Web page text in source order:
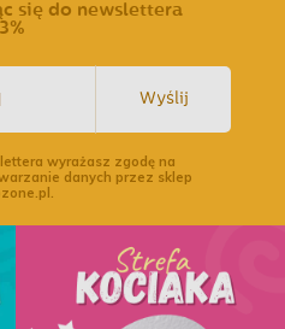
się do newslettera
Wyślij
wyrażasz zgodę na
danych przez sklep